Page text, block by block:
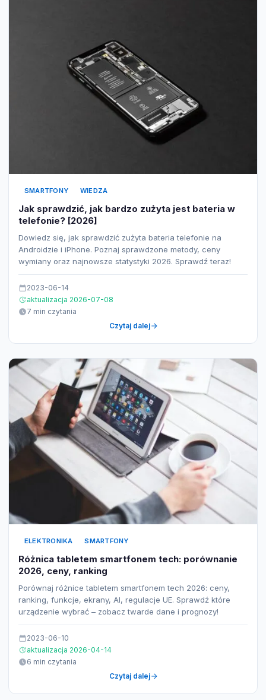
SMARTFONY WIEDZA
Jak sprawdzić, jak bardzo zużyta jest bateria w
telefonie? [2026]
Dowiedz się, jak sprawdzić zużyta bateria telefonie na
Androidzie i iPhone. Poznaj sprawdzone metody, ceny
wymiany oraz najnowsze statystyki 2026. Sprawdź teraz!
2023-06-14
aktualizacja 2026-07-08
7 min czytania
Czytaj dalej
ELEKTRONIKA SMARTFONY
Różnica tabletem smartfonem tech: porównanie
2026, ceny, ranking
Porównaj różnice tabletem smartfonem tech 2026: ceny,
ranking, funkcje, ekrany, AI, regulacje UE. Sprawdź które
urządzenie wybrać – zobacz twarde dane i prognozy!
2023-06-10
aktualizacja 2026-04-14
6 min czytania
Czytaj dalej